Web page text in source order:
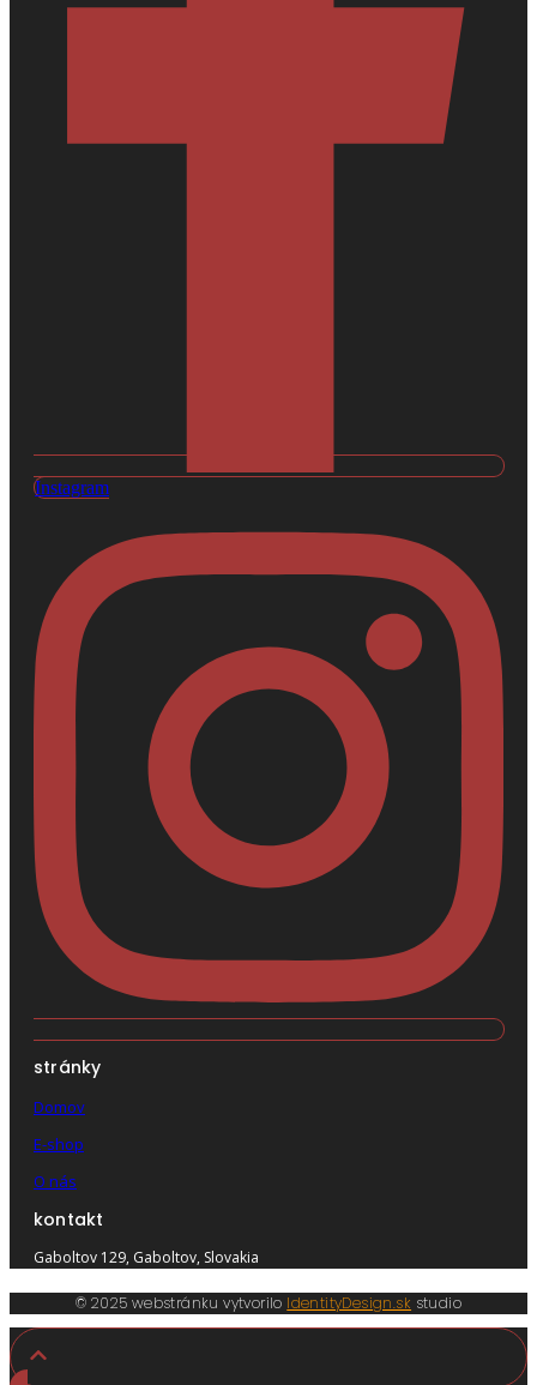
Instagram
stránky
Domov
E-shop
O nás
kontakt
Gaboltov 129, Gaboltov, Slovakia
© 2025 webstránku vytvorilo IdentityDesign.sk studio